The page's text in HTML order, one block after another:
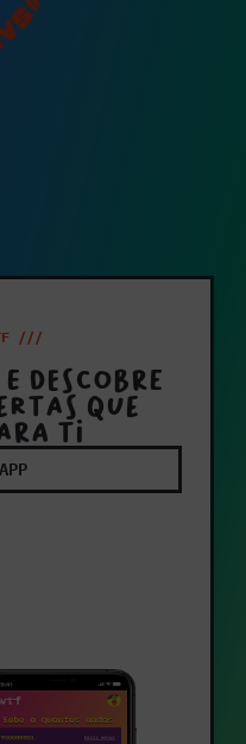
///
descobre
que
ti